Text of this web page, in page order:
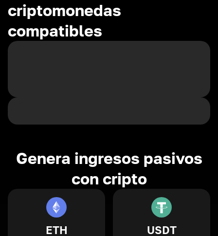
criptomonedas
compatibles
Genera ingresos pasivos
con cripto
ETH USDT